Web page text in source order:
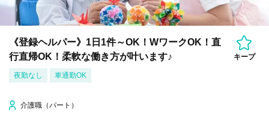
《登録ヘルパー》1日1件～OK！WワークOK！直
行直帰OK！柔軟な働き方が叶います♪
キープ
夜勤なし 車通勤OK
介護職（パート）